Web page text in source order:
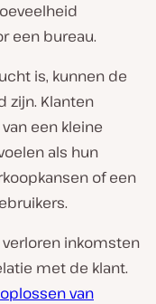
een bureau.
is, kunnen de
zijn. Klanten
een kleine
als hun
of een
inkomsten
met de klant.
van